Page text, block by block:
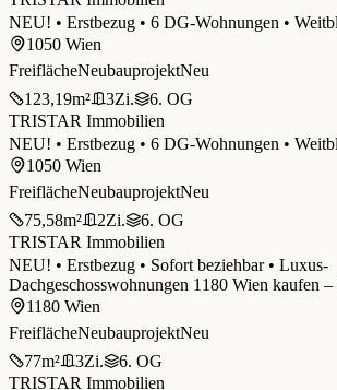
NEU! • Erstbezug • 6 DG-Wohnungen •
1050 Wien
FreiflächeNeubauprojektNeu
123,19m² 3Zi. 6. OG
TRISTAR Immobilien
NEU! • Erstbezug • 6 DG-Wohnungen •
1050 Wien
FreiflächeNeubauprojektNeu
75,58m² 2Zi. 6. OG
TRISTAR Immobilien
NEU! • Erstbezug • Sofort beziehbar • Luxus-
Dachgeschosswohnungen 1180 Wien kaufen
1180 Wien
FreiflächeNeubauprojektNeu
77m² 3Zi. 6. OG
TRISTAR Immobilien